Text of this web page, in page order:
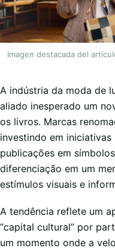
Imagen destacada del
A indústria da moda de
aliado inesperado um
os livros. Marcas
investindo em
publicações em
diferenciação em um
estímulos visuais e
A tendência reflete um
“capital cultural” por
um momento onde a